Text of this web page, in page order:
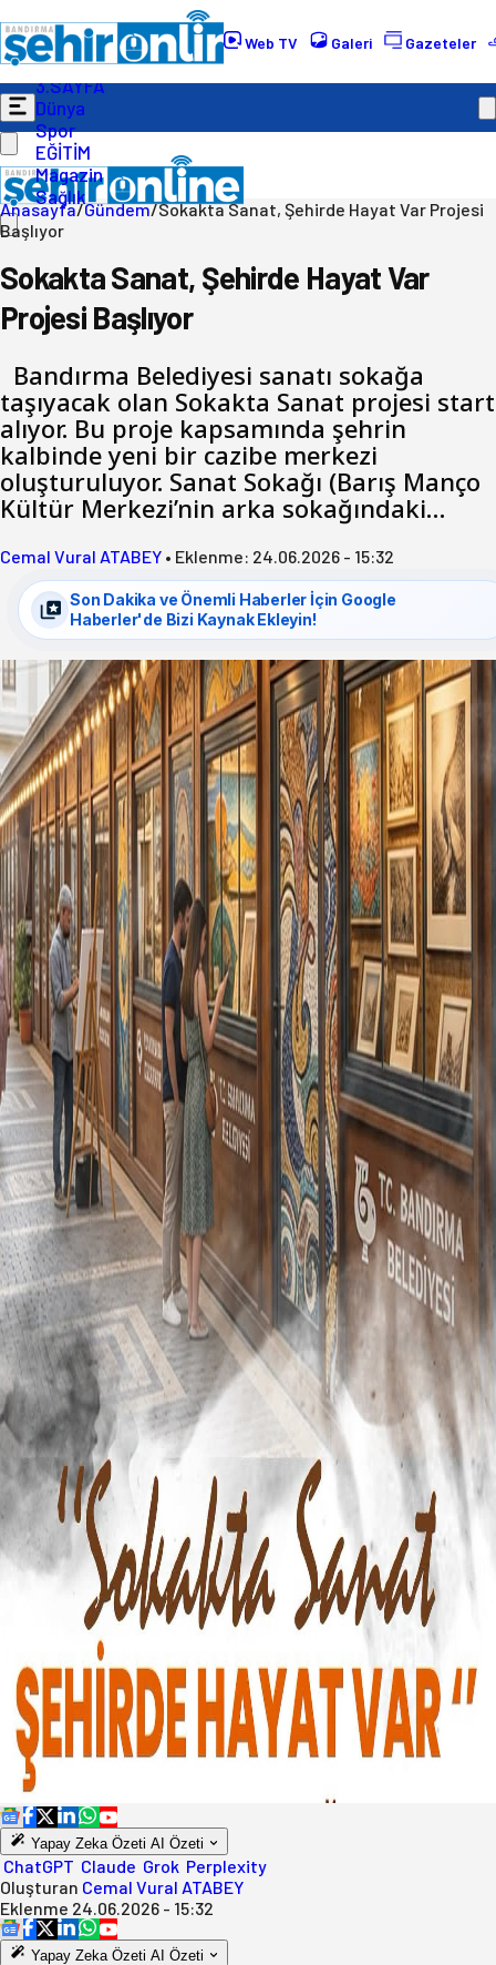
Web TV Galeri Gazeteler
Gündem
Ekonomi
Politika
3.SAYFA
Dünya
Spor
EĞİTİM
Magazin
Sağlık
Anasayfa/Gündem/Sokakta Sanat, Şehirde Hayat Var Projesi
Başlıyor
Sokakta Sanat, Şehirde Hayat Var
Projesi Başlıyor
Bandırma Belediyesi sanatı sokağa
taşıyacak olan Sokakta Sanat projesi start
alıyor. Bu proje kapsamında şehrin
kalbinde yeni bir cazibe merkezi
oluşturuluyor. Sanat Sokağı (Barış Manço
Kültür Merkezi’nin arka sokağındaki…
Cemal Vural ATABEY • Eklenme: 24.06.2026 - 15:32
Son Dakika ve Önemli Haberler İçin Google
Haberler'de Bizi Kaynak Ekleyin!
Yapay Zeka Özeti AI Özeti
ChatGPT Claude Grok Perplexity
Oluşturan Cemal Vural ATABEY
Eklenme 24.06.2026 - 15:32
Yapay Zeka Özeti AI Özeti